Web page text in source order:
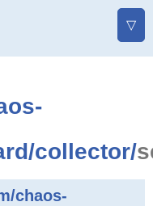
▽
/collector/
chaos-